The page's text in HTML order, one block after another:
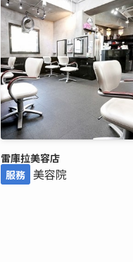
雷庫拉美容店
服務 美容院